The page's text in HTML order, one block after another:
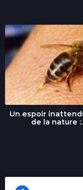
Un espoir
de la nature